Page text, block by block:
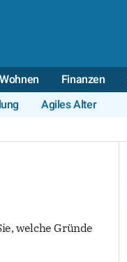
Wohnen Finanzen
Agiles Alter
welche Gründe